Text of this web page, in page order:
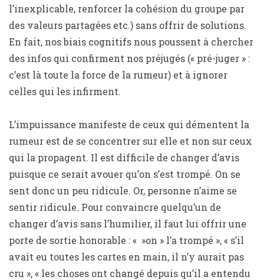
l’inexplicable, renforcer la cohésion du groupe par
des valeurs partagées etc.) sans offrir de solutions.
En fait, nos biais cognitifs nous poussent à chercher
des infos qui confirment nos préjugés (« pré-juger » :
c’est là toute la force de la rumeur) et à ignorer
celles qui les infirment.
L’impuissance manifeste de ceux qui démentent la
rumeur est de se concentrer sur elle et non sur ceux
qui la propagent. Il est difficile de changer d’avis
puisque ce serait avouer qu’on s’est trompé. On se
sent donc un peu ridicule. Or, personne n’aime se
sentir ridicule. Pour convaincre quelqu’un de
changer d’avis sans l’humilier, il faut lui offrir une
porte de sortie honorable : « »on » l’a trompé », « s’il
avait eu toutes les cartes en main, il n’y aurait pas
cru », « les choses ont changé depuis qu’il a entendu